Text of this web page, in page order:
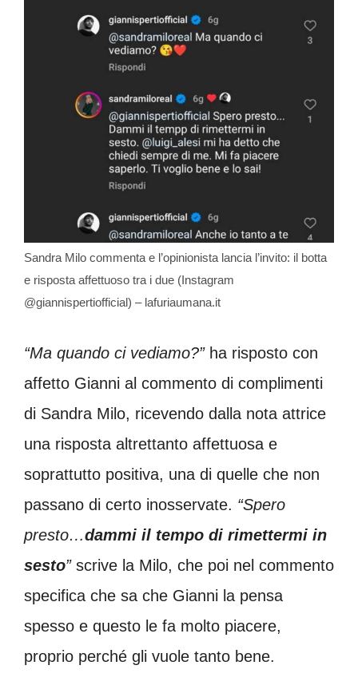
Sandra Milo commenta e l’opinionista lancia l’invito: il botta
e risposta affettuoso tra i due (Instagram
@giannispertiofficial) – lafuriaumana.it
“Ma quando ci vediamo?”ha risposto con
affetto Gianni al commento di complimenti
di Sandra Milo, ricevendo dalla nota attrice
una risposta altrettanto affettuosa e
soprattutto positiva, una di quelle che non
passano di certo inosservate. “Spero
presto…dammi il tempo di rimettermi in
sesto” scrive la Milo, che poi nel commento
specifica che sa che Gianni la pensa
spesso e questo le fa molto piacere,
proprio perché gli vuole tanto bene.